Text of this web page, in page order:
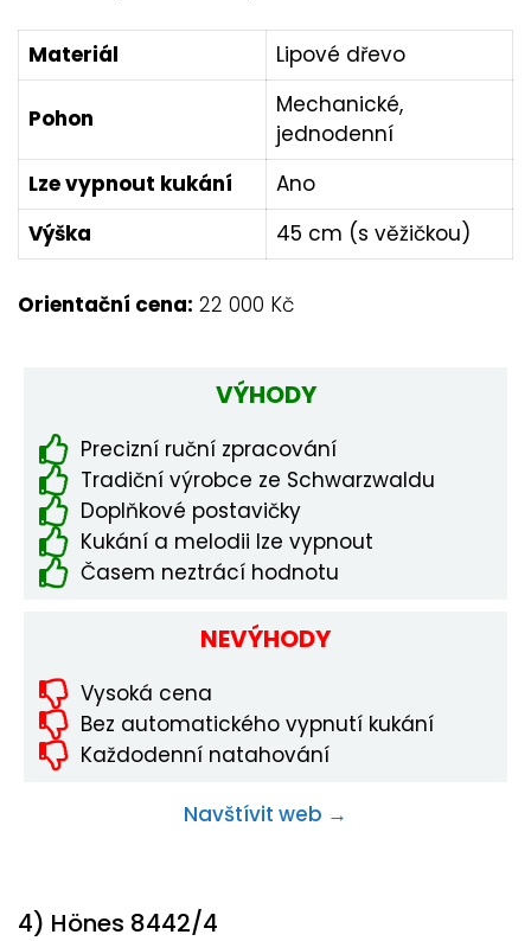
Materiál Lipové dřevo
Pohon
Mechanické,
jednodenní
Lze vypnout kukání
Ano
Výška
45 cm (s věžičkou)
Orientační cena: 22 000 Kč
VÝHODY
Precizní ruční zpracování
Tradiční výrobce ze Schwarzwaldu
Doplňkové postavičky
Kukání a melodii lze vypnout
Časem neztrácí hodnotu
NEVÝHODY
Vysoká cena
Bez automatického vypnutí kukání
Každodenní natahování
Navštívit web →
4) Hönes 8442/4